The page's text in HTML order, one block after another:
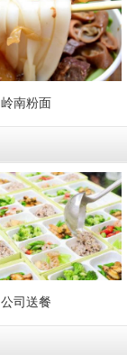
岭南粉面
公司送餐